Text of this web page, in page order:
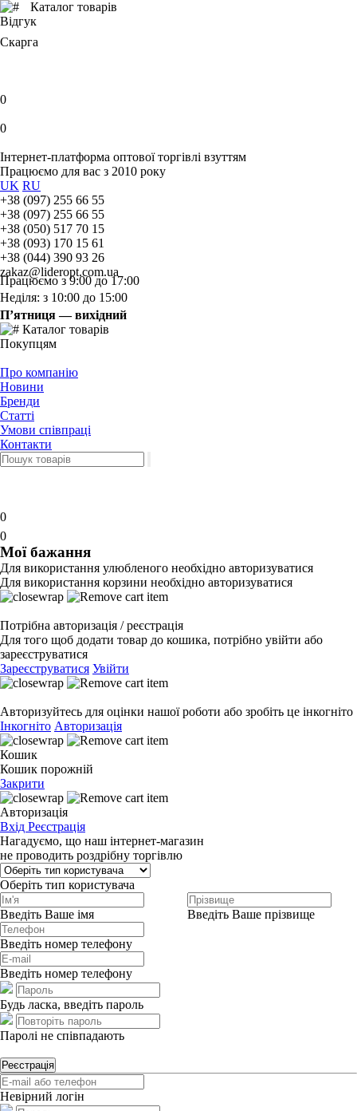
Каталог товарів
Відгук
Скарга
0
0
Інтернет-платформа оптової торгівлі взуттям
Працюємо для вас з 2010 року
UK RU
+38 (097) 255 66 55
+38 (097) 255 66 55
+38 (050) 517 70 15
+38 (093) 170 15 61
+38 (044) 390 93 26
zakaz@lideropt.com.ua
Працюємо з 9:00 до 17:00
Неділя: з 10:00 до 15:00
П’ятниця — вихідний
Каталог товарів
Покупцям
Про компанію
Новини
Бренди
Статті
Умови співпраці
Контакти
0
0
Мої бажання
Для використання улюбленого необхідно авторизуватися
Для використання корзини необхідно авторизуватися
Потрібна авторизація / реєстрація
Для того щоб додати товар до кошика, потрібно увійти або
зареєструватися
Зареєструватися Увійти
Авторизуйтесь для оцінки нашої роботи або зробіть це інкогніто
Інкогніто Авторизація
Кошик
Кошик порожній
Закрити
Авторизація
Вхід Реєстрація
Нагадуємо, що наш інтернет-магазин
не проводить роздрібну торгівлю
Оберіть тип користувача
Введіть Ваше імя Введіть Ваше прізвище
Введіть номер телефону
Введіть номер телефону
Будь ласка, введіть пароль
Паролі не співпадають
Реєстрація
Невірний логін